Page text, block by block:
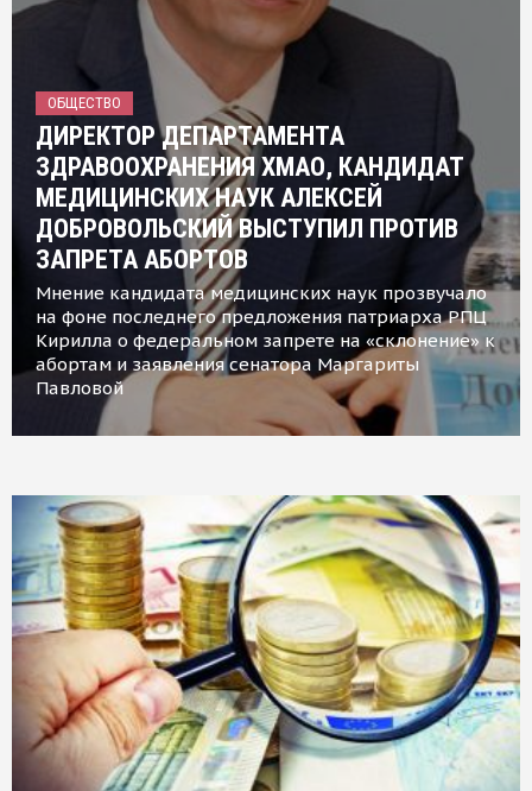
ОБЩЕСТВО
ДИРЕКТОР ДЕПАРТАМЕНТА
ЗДРАВООХРАНЕНИЯ ХМАО, КАНДИДАТ
МЕДИЦИНСКИХ НАУК АЛЕКСЕЙ
ДОБРОВОЛЬСКИЙ ВЫСТУПИЛ ПРОТИВ
ЗАПРЕТА АБОРТОВ
Мнение кандидата медицинских наук прозвучало
на фоне последнего предложения патриарха РПЦ
Кирилла о федеральном запрете на «склонение» к
абортам и заявления сенатора Маргариты
Павловой